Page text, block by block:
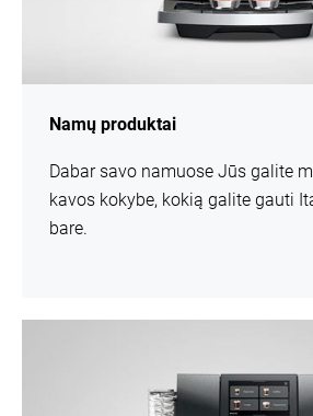
Namų produktai
Dabar savo namuose Jūs galite
kavos kokybe, kokią galite gauti
bare.